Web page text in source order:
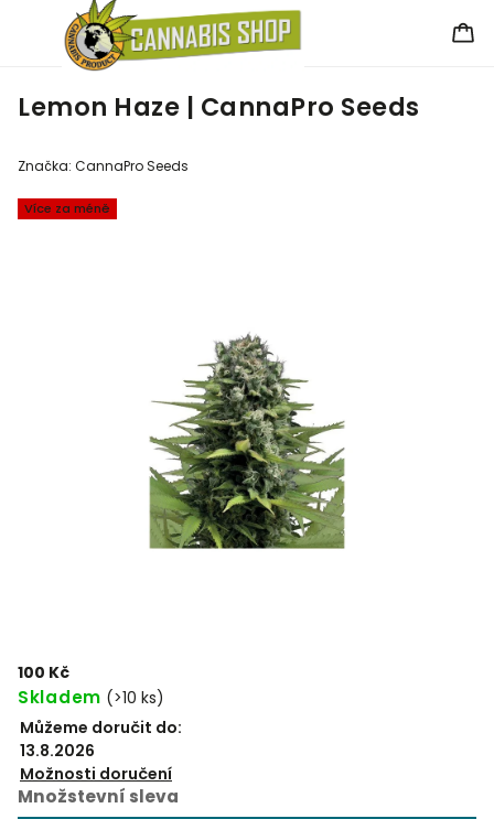
Lemon Haze | CannaPro Seeds
Více za méně
Značka: CannaPro Seeds
100 Kč
Skladem (>10 ks)
Můžeme doručit do:
13.8.2026
Možnosti doručení
Množstevní sleva